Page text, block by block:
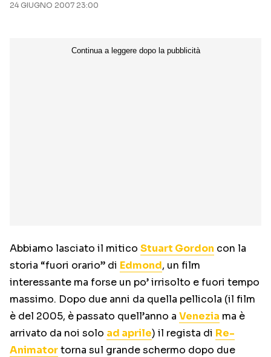
24 GIUGNO 2007 23:00
Abbiamo lasciato il mitico Stuart Gordon con la
storia “fuori orario” di Edmond, un film
interessante ma forse un po’ irrisolto e fuori tempo
massimo. Dopo due anni da quella pellicola (il film
è del 2005, è passato quell’anno a Venezia ma è
arrivato da noi solo ad aprile) il regista di Re-
Animatortorna sul grande schermo dopo due